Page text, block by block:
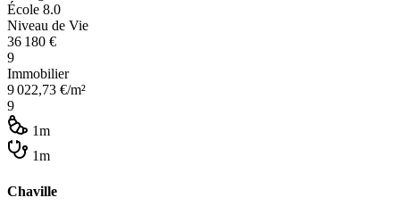
École 8.0
Niveau de Vie
36 180 €
9
Immobilier
9 022,73 €/m²
9
1m
1m
Chaville